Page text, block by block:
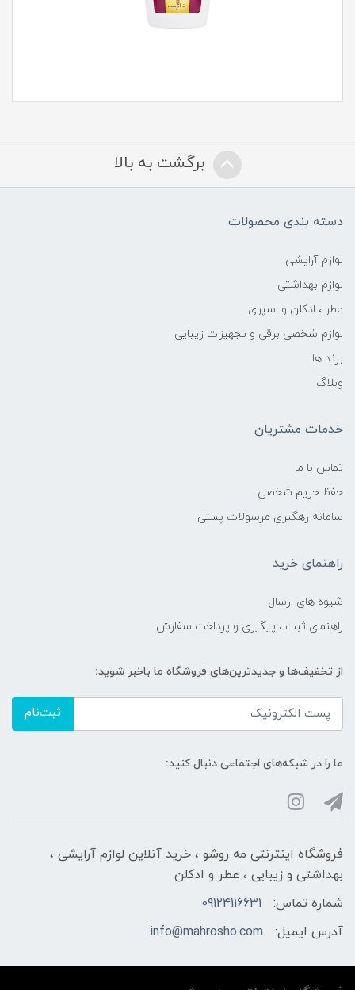
برگشت به بالا
دسته بندی محصولات
لوازم آرایشی
لوازم بهداشتی
عطر ، ادکلن و اسپری
لوازم شخصی برقی و تجهیزات زیبایی
برند ها
وبلاگ
خدمات مشتریان
تماس با ما
حفظ حریم شخصی
سامانه رهگیری مرسولات پستی
راهنمای خرید
شیوه های ارسال
راهنمای ثبت ، پیگیری و پرداخت سفارش
از تخفیف‌ها و جدیدترین‌های فروشگاه ما باخبر شوید:
ثبت‌نام
ما را در شبکه‌های اجتماعی دنبال کنید:
فروشگاه اینترنتی مه‌ رو‌شو ، خرید آنلاین لوازم آرایشی ،
بهداشتی و زیبایی ، عطر و ادکلن
شماره تماس:
09124116631
آدرس ایمیل:
info@mahrosho.com